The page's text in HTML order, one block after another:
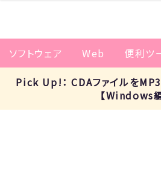
ソフトウェア Web 便利ツ
Pick Up!： CDAファイルを
【Windows